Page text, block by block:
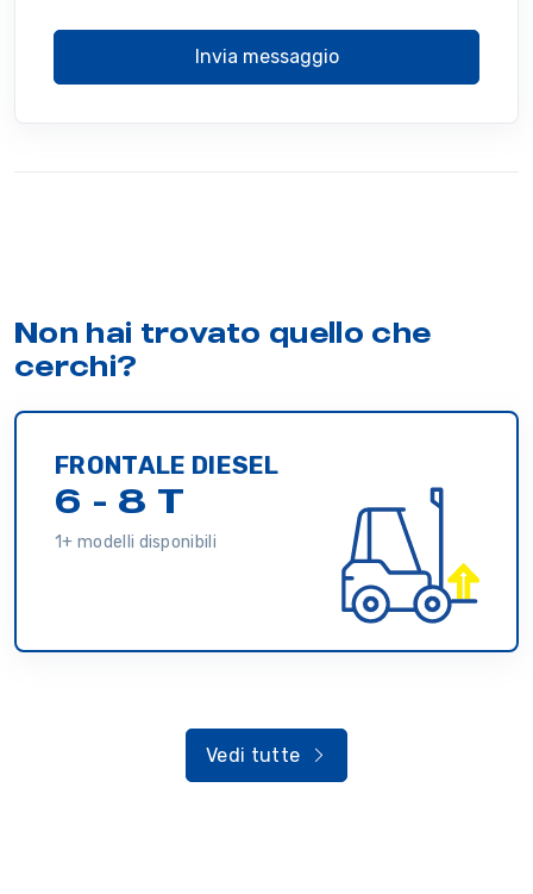
Invia messaggio
Non hai trovato quello che
cerchi?
FRONTALE DIESEL
6 - 8 T
1+ modelli disponibili
Vedi tutte